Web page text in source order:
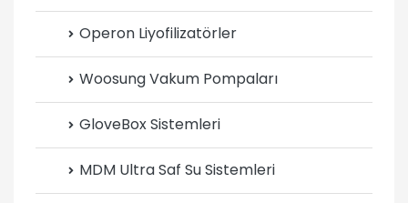
Operon Liyofilizatörler
Woosung Vakum Pompaları
GloveBox Sistemleri
MDM Ultra Saf Su Sistemleri